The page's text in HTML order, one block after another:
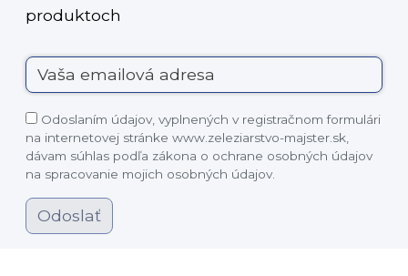
produktoch
Odoslaním údajov, vyplnených v registračnom formulári
na internetovej stránke www.zeleziarstvo-majster.sk,
dávam súhlas podľa zákona o ochrane osobných údajov
na spracovanie mojich osobných údajov.
Odoslať